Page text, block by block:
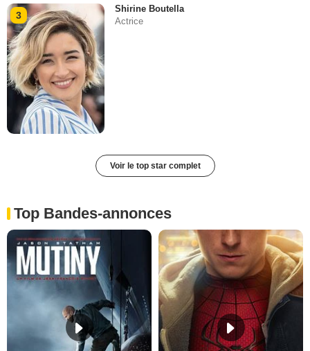
3
Shirine Boutella
Actrice
Voir le top star complet
Top Bandes-annonces